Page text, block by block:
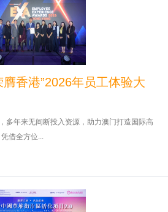
香港”2026年员工体验大
多年来无间断投入资源，助力澳门打造国际高
借全方位...